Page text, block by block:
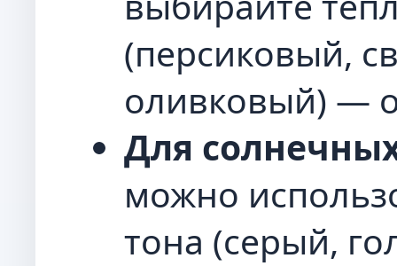
(персиковый,
оливковый) —
Для
можно
тона (серый,